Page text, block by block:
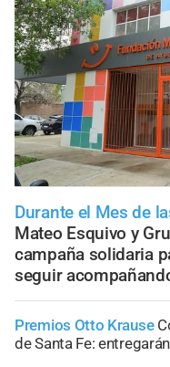
Durante el Mes de
Mateo Esquivo y
campaña solidaria
seguir
Premios Otto Krause
de Santa Fe: